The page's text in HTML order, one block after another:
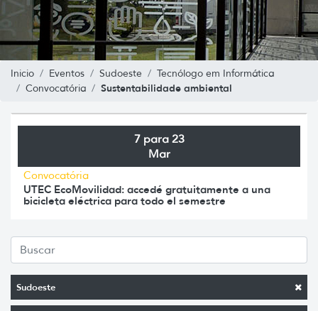
Inicio Eventos Sudoeste
Tecnólogo em Informática
Convocatória
Sustentabilidade ambiental
Sudoeste
7 para 23
Mar
Convocatória
UTEC EcoMovilidad: accedé gratuitamente a una
bicicleta eléctrica para todo el semestre